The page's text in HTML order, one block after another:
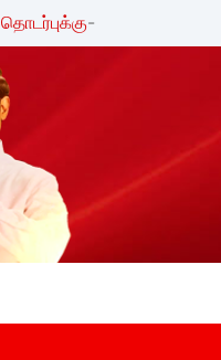
தொடர்புக்கு-